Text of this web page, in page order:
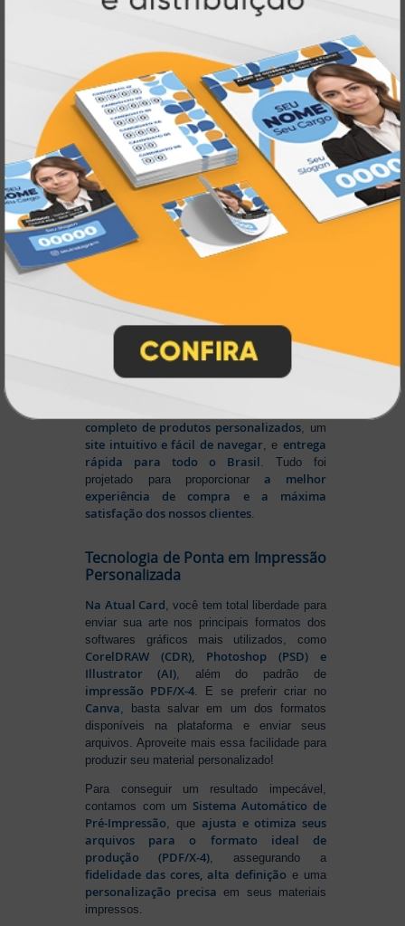
Pioneirismo e Inovação em
Muito antes de termos comográfica online,
impressão sob demanda e web to printse
popularizarem, aAtual Card já estava
transformando o mercado gráfico.
Nascemos digitais e seguimosinovando
continuamente, investindo em
tecnologia
de ponta para garantir a melhor experiência
em
produtos personalizados e impressão
online
. Tudo isso para oferecer
agilidade,
qualidade e soluções inteligentes
que
atendem às suas necessidades.
Liderança e Qualidade em
Impressão
Prestes a completar três décadas de
inovação e serviços,a Atual Card segue
como referência no mercado gráfico e de
personalização online, oferecendo
completo de produtos personalizados, um
site intuitivo e fácil de navegar, e entrega
rápida para todo o Brasil. Tudo foi
projetado para proporcionara melhor
experiência de compra e a máxima
satisfação dos nossos clientes.
Tecnologia de Ponta em Impressão
Personalizada
Na Atual Card , você tem total liberdade para
enviar sua arte nos principais formatos dos
softwares gráficos mais utilizados, como
CorelDRAW (CDR), Photoshop (PSD) e
Illustrator (AI) , além do padrão de
impressão PDF/X-4 . E se preferir criar no
Canva , basta salvar em um dos formatos
disponíveis na plataforma e enviar seus
arquivos. Aproveite mais essa facilidade para
produzir seu material personalizado!
Para conseguir um resultado impecável,
contamos com um Sistema Automático de
Pré-Impressão , queajusta e otimiza seus
arquivos para o formato ideal de
produção (PDF/X-4) , assegurando a
fidelidade das cores, alta definição e uma
personalização precisa em seus materiais
impressos.